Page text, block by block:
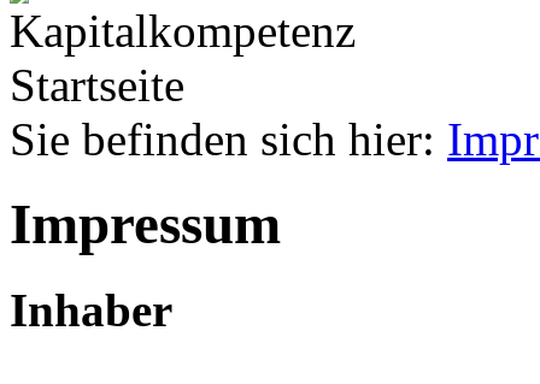
Sie befinden sich hier:
Impressum
Inhaber